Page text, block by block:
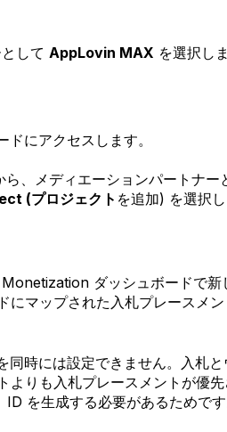
して AppLovin MAX を選択し
にアクセスします。
、メディエーションパートナー
(プロジェクト を追加) を選択し
ダッシュボードで新
マップされた入札プレースメン
時には設定できません。入札
りも入札プレースメントが優
を生成する必要があるためです